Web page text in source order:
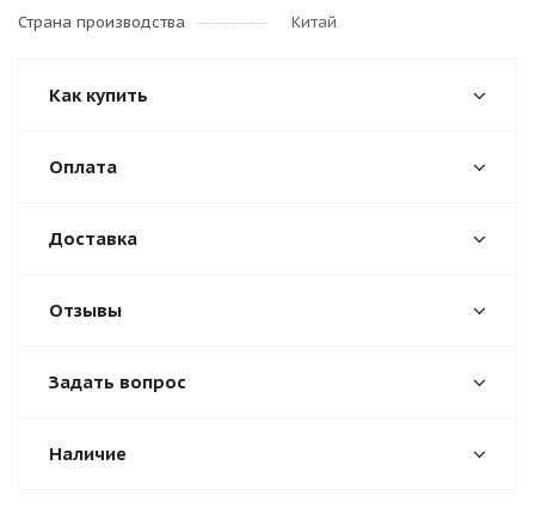
Страна производства
Китай
Как купить
Оплата
Доставка
Отзывы
Задать вопрос
Наличие